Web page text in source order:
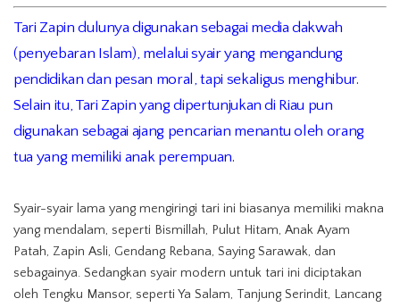
Tari Zapin dulunya digunakan sebagai media dakwah
(penyebaran Islam), melalui syair yang mengandung
pendidikan dan pesan moral, tapi sekaligus menghibur.
Selain itu, Tari Zapin yang dipertunjukan di Riau pun
digunakan sebagai ajang pencarian menantu oleh orang
tua yang memiliki anak perempuan.
Syair-syair lama yang mengiringi tari ini biasanya memiliki makna
yang mendalam, seperti Bismillah, Pulut Hitam, Anak Ayam
Patah, Zapin Asli, Gendang Rebana, Saying Sarawak, dan
sebagainya. Sedangkan syair modern untuk tari ini diciptakan
oleh Tengku Mansor, seperti Ya Salam, Tanjung Serindit, Lancang